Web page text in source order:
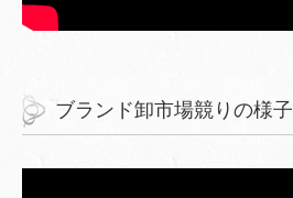
ブランド卸市場競りの様子